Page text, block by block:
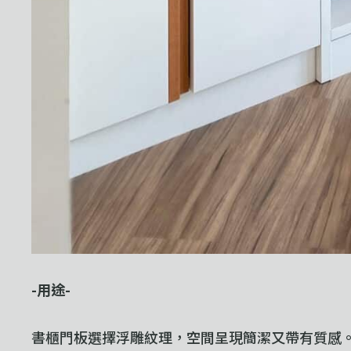
-用途-
書櫃門板選擇浮雕紋理，空間呈現簡潔又帶有質感